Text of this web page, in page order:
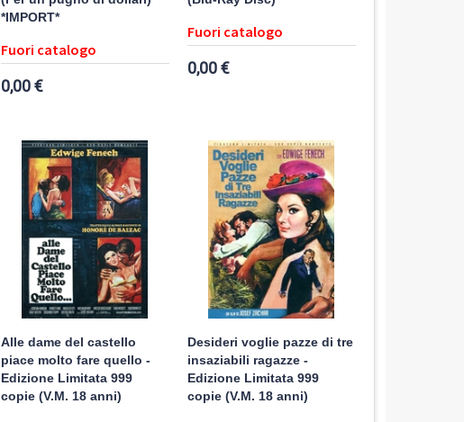
*IMPORT*
Fuori catalogo
0,00 €
Fuori catalogo
0,00 €
Alle dame del castello
piace molto fare quello -
Edizione Limitata 999
copie (V.M. 18 anni)
Desideri voglie pazze di tre
insaziabili ragazze -
Edizione Limitata 999
copie (V.M. 18 anni)